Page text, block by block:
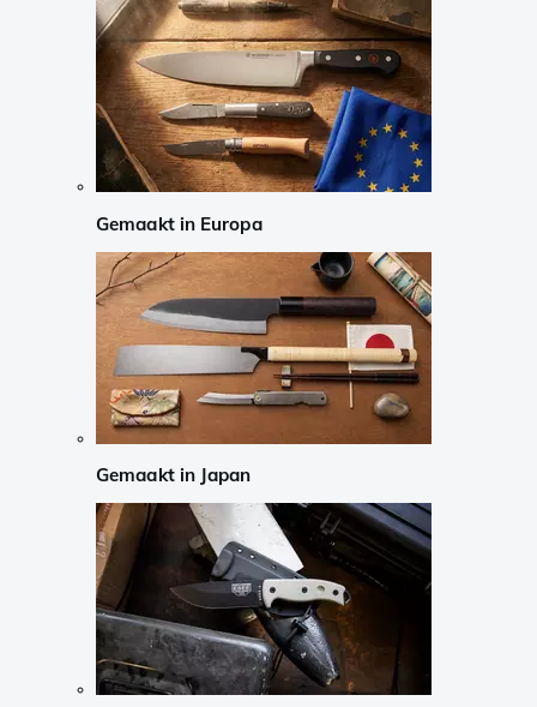
Gemaakt in Europa
Gemaakt in Japan